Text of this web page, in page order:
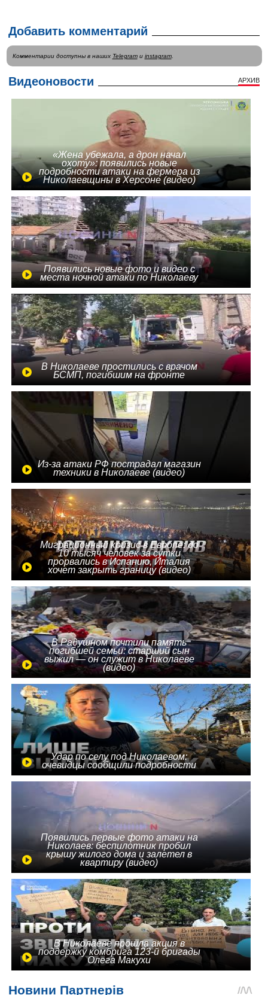
Добавить комментарий
Комментарии доступны в наших Telegramи instagram.
Видеоновости АРХИВ
«Жена убежала, а дрон начал
охоту»: появились новые
подробности атаки на фермера из
Николаевщины в Херсоне (видео)
Появились новые фото и видео с
места ночной атаки по Николаеву
В Николаеве простились с врачом
БСМП, погибшим на фронте
Из-за атаки РФ пострадал магазин
техники в Николаеве (видео)
Миграционный кризис в Европе: до
10 тысяч человек за сутки
прорвались в Испанию, Италия
хочет закрыть границу (видео)
В Радушном почтили память
погибшей семьи: старший сын
выжил — он служит в Николаеве
(видео)
Удар по селу под Николаевом:
очевидцы сообщили подробности
Появились первые фото атаки на
Николаев: беспилотник пробил
крышу жилого дома и залетел в
квартиру (видео)
В Николаеве прошла акция в
поддержку комбрига 123-й бригады
Олега Макухи